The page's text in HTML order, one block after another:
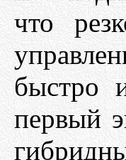
что
быстро
первый